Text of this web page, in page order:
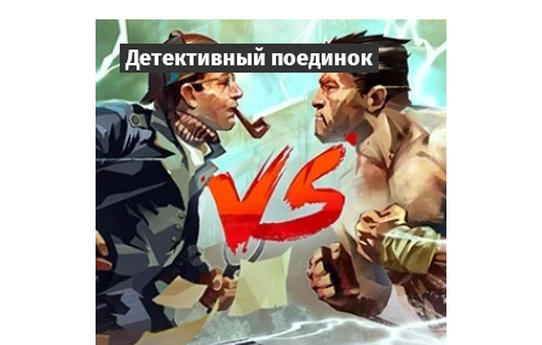
Cыграть Смотреть сценарий
Детективный поединок
Игроков 14- 200
Время игры 1-2 ч.
Тематика Сборная игра
Тип квеста Мини-квестория
Возможна ли битва гениальных сыщиков?
Да! Победит в ней тот, кто дальше